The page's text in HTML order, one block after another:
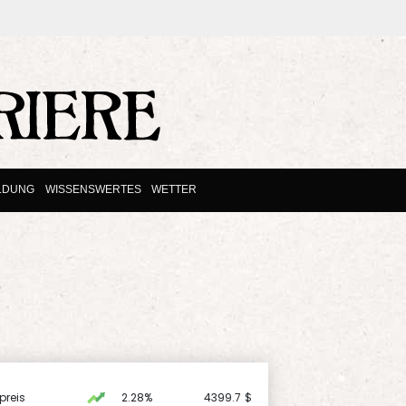
WISSENSWERTES WETTER
2.28% 4399.7 $